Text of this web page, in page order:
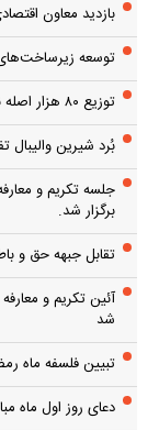
بازدید معاون
توسعه
توزیع ۸۰ هزار اصله نهال در تفرش
بُرد شیرین والیبال
جلسه تکریم و
برگزار شد.
تقابل جبهه حق و
آئین تکریم و
شد
تبیین فلسفه ماه
دعای روز اول ماه